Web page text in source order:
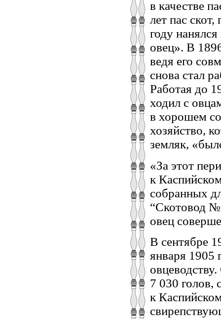
в качестве
лет пас
году
овец». В
ведя его
снова стал
Работая до
ходил с
в хорошем
хозяйство,
земляк,
«За этот
к
собранных
“Скотовод
овец
В сентябре
января 1905
7 030 голов,
к